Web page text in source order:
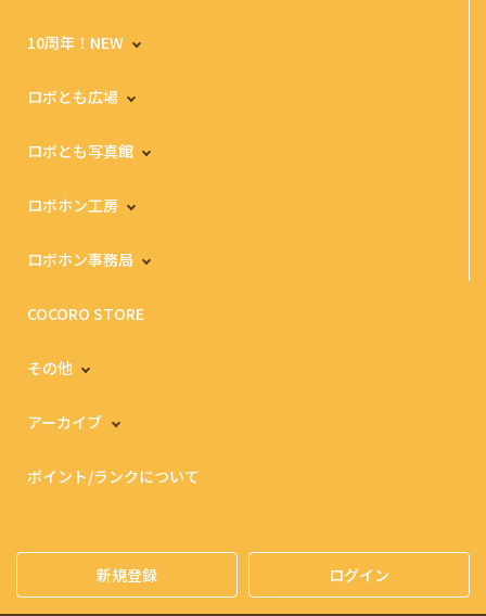
10周年！NEW
ロボとも広場
ロボとも写真館
ロボホン工房
ロボホン事務局
COCORO STORE
その他
アーカイブ
ポイント/ランクについて
新規登録 ログイン